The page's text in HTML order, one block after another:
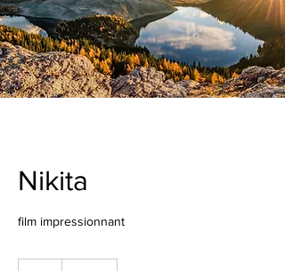
Nikita
film impressionnant